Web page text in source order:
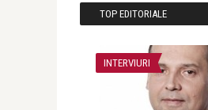
TOP EDITORIALE
INTERVIURI